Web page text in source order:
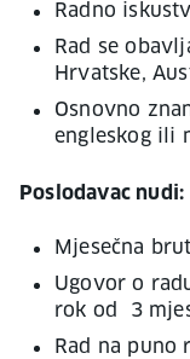
Radno
Rad se
Hrvatske,
Osnovno
engleskog ili
Poslodavac nudi:
Mjesečna
Ugovor o
rok od 3
Rad na puno